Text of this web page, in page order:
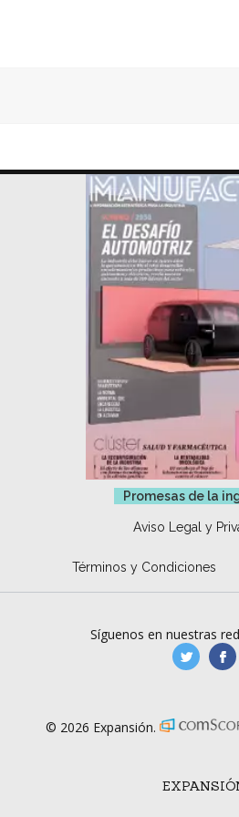
Promesas de la
Aviso Legal y
Términos y Condiciones
Síguenos en nuestras
© 2026 Expansión.